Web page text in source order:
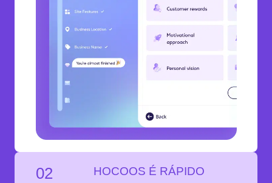
02 HOCOOS É RÁPIDO